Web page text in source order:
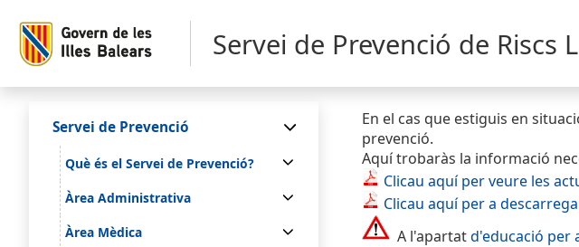
Servei de Prevenció de Riscs
Servei de Prevenció
Què és el Servei de Prevenció?
Àrea Administrativa
Àrea Mèdica
En el cas que estiguis en
prevenció.
Aquí trobaràs la informació
Clicau aquí per veure les
Clicau aquí per a
A l'apartatd'educació per